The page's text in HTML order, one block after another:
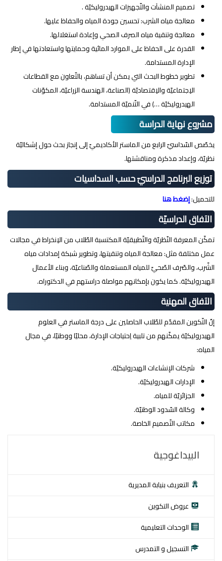
تصميم المنشآت والتّجهيزات الهيدروليكيّة .
معالجة مياه الشرب: تحسين جودة المياه والحفاظ عليها.
معالجة وتنقية مياه الصرف الصحي وإعادة استغلالها.
القدرة على الحفاظ على الموارد المائية وحمايتها واستعادتها في إطار
الإدارة المستدامة.
تطوير خطوط البحث التي يمكن أن تساهم، بالتّعاون مع القطاعات
الاِجتماعيّة والاِقتصاديّة (الصناعة، الهندسة الزراعيّة، المكوّنات
الهيدروليكيّة …) في التّنميّة المستدامة.
مشروع نهاية الدراسة
يخصّص السّداسيّ الرابع من الماستر الأكاديميّ إلى إنجاز بحث حول إشكاليّة
نظريّة، وإعداد مذكرة ومناقشتها.
توزيع البرنامج الدراسيّ حسب السداسيات
للتحميل:إضغط هنا
الآفاق الدراسيّة
تمكّن المعرفة النّظريّة والتّطبيقيّة المكتسبة الطّلاب من الاِنخراط في مجالات
عمل مختلفة مثل: معالجة المياه وتنقيتها، وتطوير شبكة إمدادات مياه
الشّرب، والصّرف الصّحيّ للمياه المستعملة والصّناعيّة، وبناء الأعمال
الهيدروليكيّة. كما يكون بإمكانهم مواصلة دراستهم في الدكتوراه.
الآفاق المهنية
إنّ التّكوين المقدّم للطّلاب الحاصلين على درجة الماستر في العلوم
الهيدروليكيّة يمكّنهم من تلبية اِحتياجات الإدارة، محليّا ووطنيّا، في مجال
المياه:
شركات الإنشاءات الهيدروليكيّة.
الإدارات الهيدروليكيّة.
الجزائريّة للمياه.
وكالة السّدود الوطنيّة.
مكاتب التّصميم الخاصة.
البيداغوجية
التعريف بنيابة المديرية
عروض التكوين
الوحدات التعليمية
التسجيل و التمدرس